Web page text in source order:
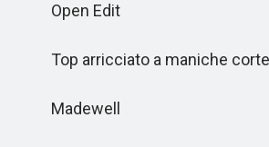
Open Edit
Top arricciato a maniche corte
Madewell